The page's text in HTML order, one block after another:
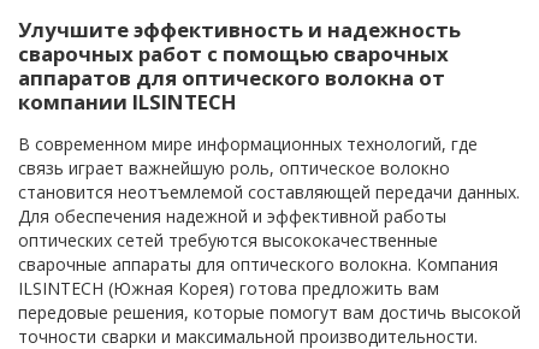
Улучшите эффективность и надежность
сварочных работ с помощью сварочных
аппаратов для оптического волокна от
компании ILSINTECH
В современном мире информационных технологий, где
связь играет важнейшую роль, оптическое волокно
становится неотъемлемой составляющей передачи данных.
Для обеспечения надежной и эффективной работы
оптических сетей требуются высококачественные
сварочные аппараты для оптического волокна. Компания
ILSINTECH (Южная Корея) готова предложить вам
передовые решения, которые помогут вам достичь высокой
точности сварки и максимальной производительности.